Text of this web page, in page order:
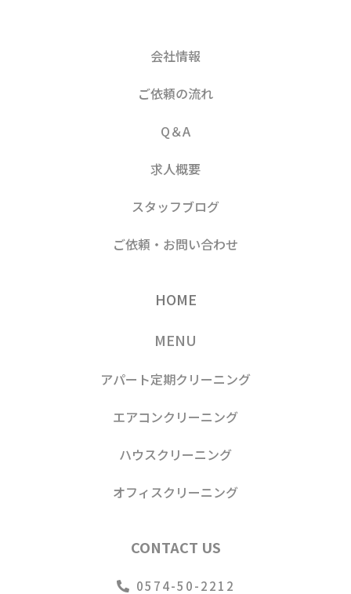
会社情報
ご依頼の流れ
Q＆A
求人概要
スタッフブログ
ご依頼・お問い合わせ
HOME
MENU
アパート定期クリーニング
エアコンクリーニング
ハウスクリーニング
オフィスクリーニング
CONTACT US
0574-50-2212